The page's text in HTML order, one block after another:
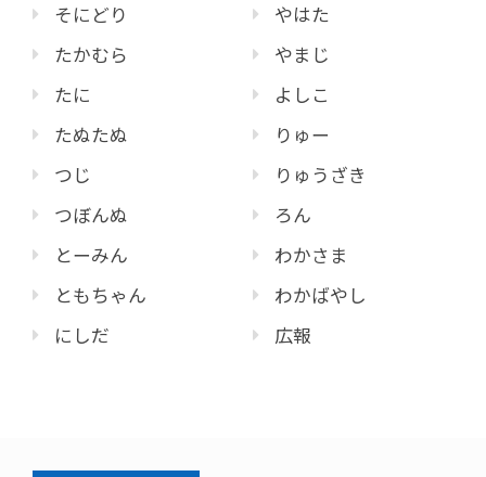
そにどり
たかむら
たに
たぬたぬ
つじ
つぼんぬ
とーみん
ともちゃん
にしだ
やはた
やまじ
よしこ
りゅー
りゅうざき
ろん
わかさま
わかばやし
広報